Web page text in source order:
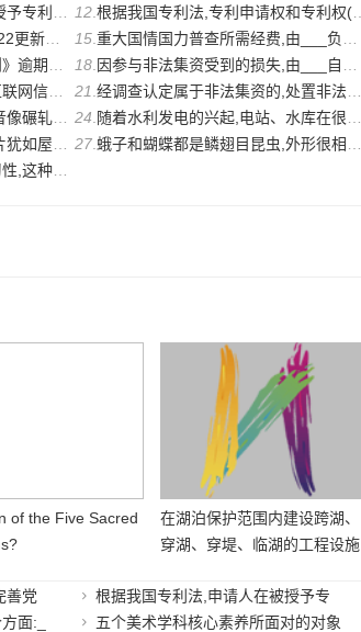
利申请。 12. 根据我国专利法,专利申请权和专利权()转让。
3题） 15. 重大国情国力普查所需经费,由___负担,列入相应年度的财政预算,按时拨付,确保到位。
构结算归集后 18. 因参与非法集资受到的损失,由___自行承担。
的管理,___制作 21 经调查认定属于非法集资的,处置非法集资牵头部门应当责令非法集资人、非法集资协助人_
和呼哨声,其叫声 24 随着水利发电的兴起,电站、水库在很多地方建成。在修建这些工程的时候,会考虑到专门为
地排列着。 27. 蛾子和蝴蝶都是鳞翅目昆虫,外形很相似。其中,___一般身体纤细,体毛少,翅膀上常有多种
___的。
of the Five Sacred
在湖泊保护范围内建设跨湖、
穿湖、穿堤、临湖的工程设施
续。
善党
根据我国专利法,申请人在被授予专
面:_
五个美术学科核心素养所面对的对象